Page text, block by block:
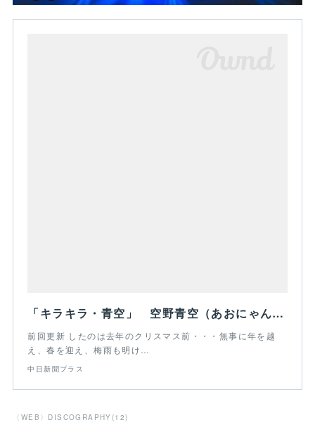
「キラキラ・青空」 空野青空（あおにゃん） | 達人に訊け！ | 中日新聞プラス
前回更新 したのは去年のクリスマス前・・・無事に年を越
え、春を迎え、梅雨も明け…
中日新聞プラス
〈WEB〉DISCOGRAPHY (12)